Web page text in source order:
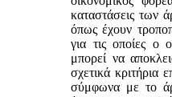
καταστάσεις των
όπως έχουν
για τις οποίες ο
μπορεί να
σχετικά κριτήρια
σύμφωνα με τo